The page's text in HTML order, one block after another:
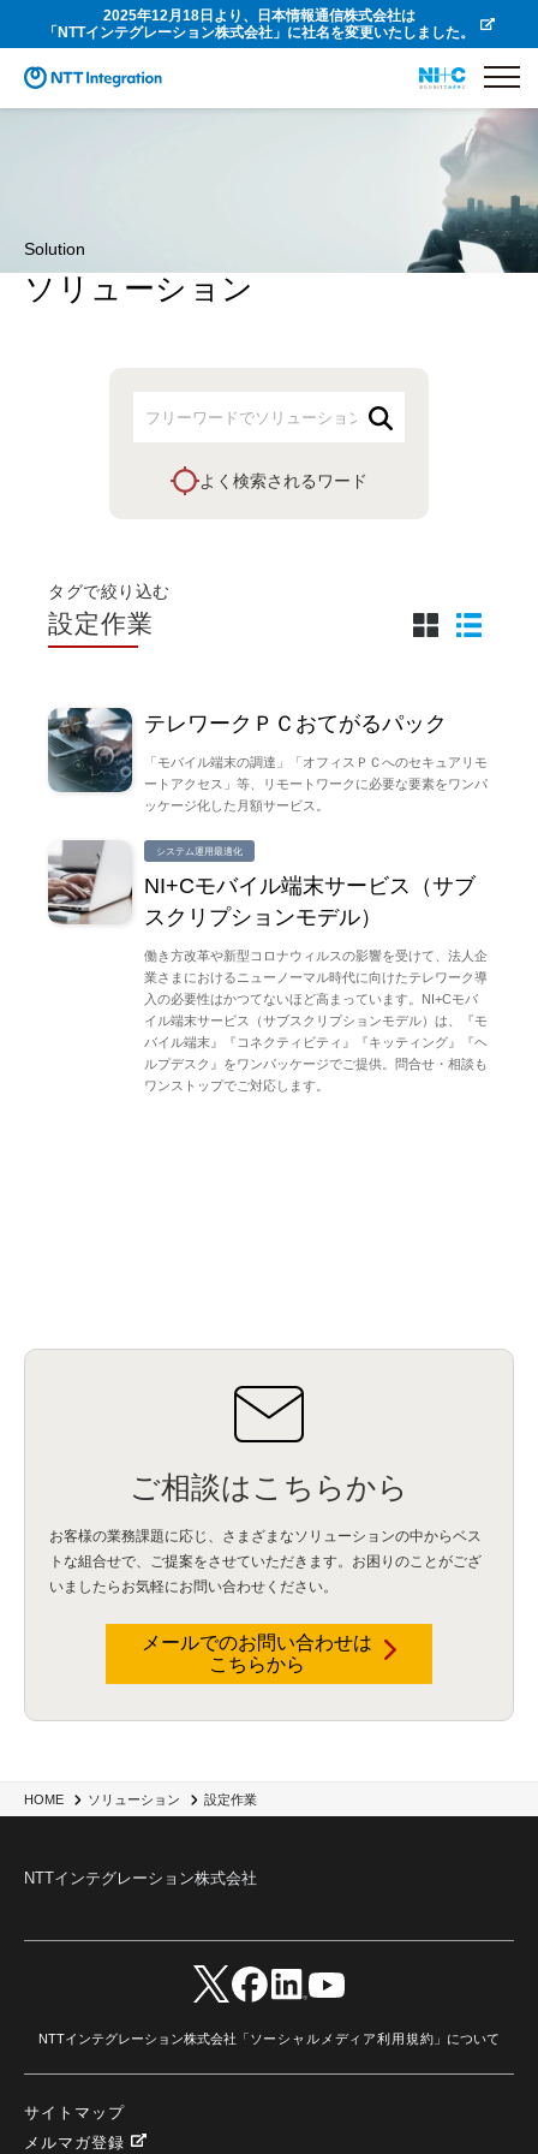
2025年12月18日より、日本情報通信株式会社は
「NTTインテグレーション株式会社」に社名を変更いたしました。
Solution
ソリューション
HOME ソリューション 設定作業
よく検索されるワード
タグで絞り込む
設定作業
テレワークＰＣおてがるパック
「モバイル端末の調達」「オフィスＰＣへのセキュアリモ
ートアクセス」等、リモートワークに必要な要素をワンパ
ッケージ化した月額サービス。
システム運用最適化
NI+Cモバイル端末サービス（サブ
スクリプションモデル）
働き方改革や新型コロナウィルスの影響を受けて、法人企
業さまにおけるニューノーマル時代に向けたテレワーク導
入の必要性はかつてないほど高まっています。NI+Cモバ
イル端末サービス（サブスクリプションモデル）は、『モ
バイル端末』『コネクティビティ』『キッティング』『ヘ
ルプデスク』をワンパッケージでご提供。問合せ・相談も
ワンストップでご対応します。
ご相談はこちらから
お客様の業務課題に応じ、さまざまなソリューションの中からベス
トな組合せで、
ご提案をさせていただきます。お困りのことがござ
いましたらお気軽にお問い合わせください。
メールでのお問い合わせは
こちらから
NTTインテグレーション株式会社
NTTインテグレーション株式会社「ソーシャルメディア利用規約 」について
サイトマップ
メルマガ登録